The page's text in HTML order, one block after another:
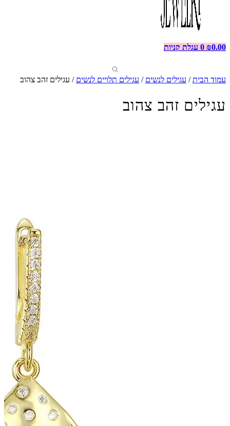
₪0.00
0 עגלת קניות
עמוד הבית/ עגילים לנשים / עגילים תלויים לנשים / עגילים זהב צהוב
עגילים זהב צהוב